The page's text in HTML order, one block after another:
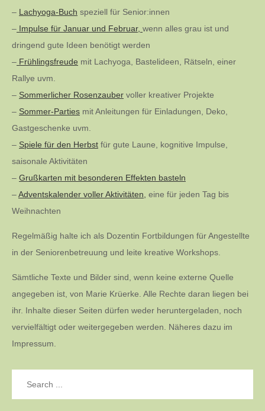
– Lachyoga-Buch speziell für Senior:innen
– Impulse für Januar und Februar, wenn alles grau ist und
dringend gute Ideen benötigt werden
– Frühlingsfreude mit Lachyoga, Bastelideen, Rätseln, einer
Rallye uvm.
– Sommerlicher Rosenzauber voller kreativer Projekte
– Sommer-Parties mit Anleitungen für Einladungen, Deko,
Gastgeschenke uvm.
– Spiele für den Herbst für gute Laune, kognitive Impulse,
saisonale Aktivitäten
– Grußkarten mit besonderen Effekten basteln
–Adventskalender voller Aktivitäten, eine für jeden Tag bis
Weihnachten
Regelmäßig halte ich als Dozentin Fortbildungen für Angestellte
in der Seniorenbetreuung und leite kreative Workshops.
Sämtliche Texte und Bilder sind, wenn keine externe Quelle
angegeben ist, von Marie Krüerke. Alle Rechte daran liegen bei
ihr. Inhalte dieser Seiten dürfen weder heruntergeladen, noch
vervielfältigt oder weitergegeben werden. Näheres dazu im
Impressum.